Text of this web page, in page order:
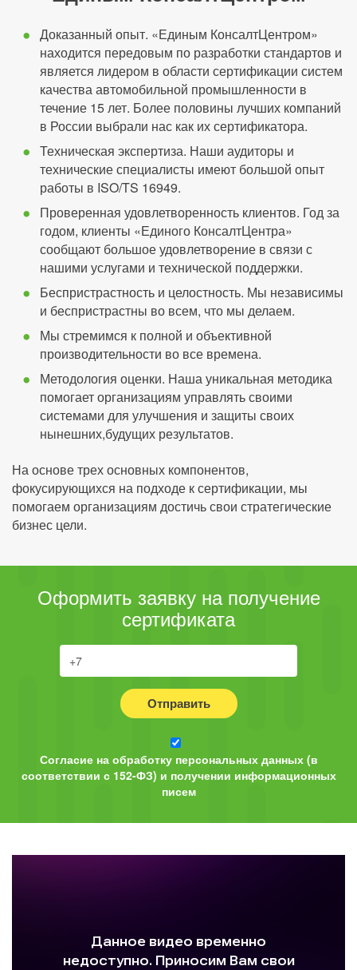
Доказанный опыт. «Единым КонсалтЦентром»
находится передовым по разработки стандартов и
является лидером в области сертификации систем
качества автомобильной промышленности в
течение 15 лет. Более половины лучших компаний
в России выбрали нас как их сертификатора.
Техническая экспертиза. Наши аудиторы и
технические специалисты имеют большой опыт
работы в ISO/TS 16949.
Проверенная удовлетворенность клиентов. Год за
годом, клиенты «Единого КонсалтЦентра»
сообщают большое удовлетворение в связи с
нашими услугами и технической поддержки.
Беспристрастность и целостность. Мы независимы
и беспристрастны во всем, что мы делаем.
Мы стремимся к полной и объективной
производительности во все времена.
Методология оценки. Наша уникальная методика
помогает организациям управлять своими
системами для улучшения и защиты своих
нынешних,будущих результатов.
На основе трех основных компонентов,
фокусирующихся на подходе к сертификации, мы
помогаем организациям достичь свои стратегические
бизнес цели.
Оформить заявку на получение
сертификата
Отправить
Согласие на обработку персональных данных (в
соответствии с 152-ФЗ) и получении информационных
писем